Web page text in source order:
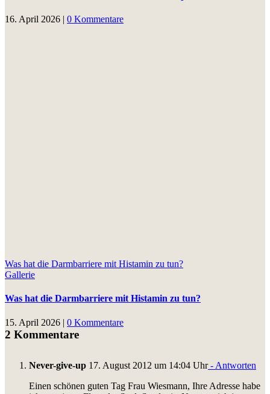
16. April 2026 | 0 Kommentare
Was hat die Darmbarriere mit Histamin zu tun?
Gallerie
Was hat die Darmbarriere mit Histamin zu tun?
15. April 2026 | 0 Kommentare
2 Kommentare
Never-give-up 17. August 2012 um 14:04 Uhr- Antworten
Einen schönen guten Tag Frau Wiesmann, Ihre Adresse habe